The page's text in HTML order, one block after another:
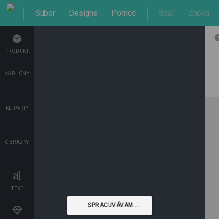
Súbor Designs Pomoc Späť Znova
PRODUKT
ŠABLÓNY
KLIPARTY
OBRÁZKY
TEXT